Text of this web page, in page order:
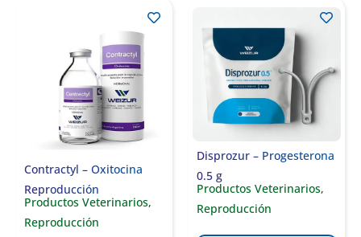
Contractyl – Oxitocina
Reproducción
Productos Veterinarios,
Reproducción
Disprozur – Progesterona
0.5 g
Productos Veterinarios,
Reproducción